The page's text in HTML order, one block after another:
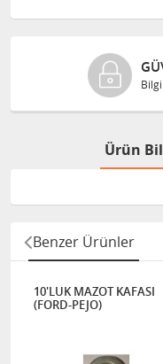
Ürün
Benzer Ürünler
10'LUK MAZOT KAFASI
(FORD-PEJO)